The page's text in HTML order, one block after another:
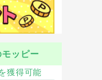
ッピー
獲得可能